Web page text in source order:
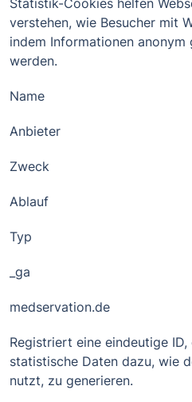
Statistik-Cookies helfen
verstehen, wie Besucher mit
indem Informationen
werden.
Name
Anbieter
Zweck
Ablauf
Typ
_ga
medservation.de
Registriert eine eindeutige
statistische Daten dazu, wie
nutzt, zu generieren.